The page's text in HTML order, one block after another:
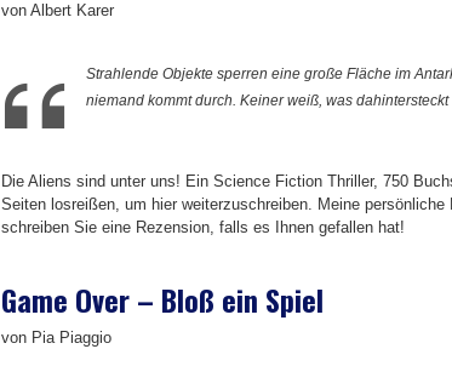
von Albert Karer
Strahlende Objekte sperren eine große Fläche im
niemand kommt durch. Keiner weiß, was
Die Aliens sind unter uns! Ein Science Fiction Thriller, 750
Seiten losreißen, um hier weiterzuschreiben. Meine
schreiben Sie eine Rezension, falls es Ihnen gefallen hat!
Game Over – Bloß ein Spiel
von Pia Piaggio